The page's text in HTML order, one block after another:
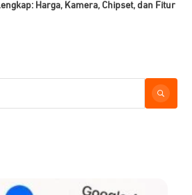
Harga, Kamera, Chipset, dan Fitur